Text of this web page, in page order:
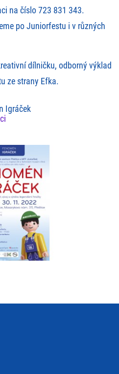
na číslo 723 831 343.
po Juniorfestu i v různých
dílničku, odborný výklad
ze strany Efka.
Igráček